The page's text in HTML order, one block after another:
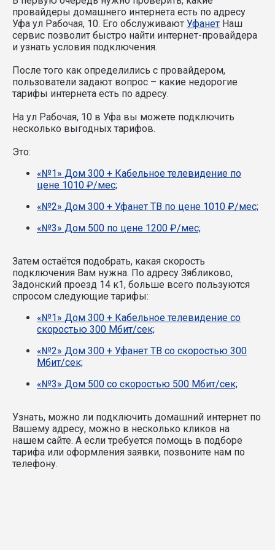
провайдеры домашнего интернета есть по адресу
Уфа ул Рабочая, 10. Его обслуживают Уфанет Наш
сервис позволит быстро найти интернет-провайдера
и узнать условия подключения.
После того как определились с провайдером,
пользователи задают вопрос – какие недорогие
тарифы интернета есть по адресу.
На ул Рабочая, 10 в Уфа вы можете подключить
несколько выгодных тарифов.
Это:
«№1» Дом 300 + Кабельное телевидение по
цене 1010 ₽/мес;
«№2» Дом 300 + Уфанет ТВ по цене 1010 ₽/мес;
«№3» Дом 500 по цене 1200 ₽/мес;
Затем остаётся подобрать, какая скорость
подключения Вам нужна. По адресу Зябликово,
Задонский проезд 14 к1, больше всего пользуются
спросом следующие тарифы:
«№1» Дом 300 + Кабельное телевидение со
скоростью 300 Мбит/сек;
«№2» Дом 300 + Уфанет ТВ со скоростью 300
Мбит/сек;
«№3» Дом 500 со скоростью 500 Мбит/сек;
Узнать, можно ли подключить домашний интернет по
Вашему адресу, можно в несколько кликов на
нашем сайте. А если требуется помощь в подборе
тарифа или оформления заявки, позвоните нам по
телефону.